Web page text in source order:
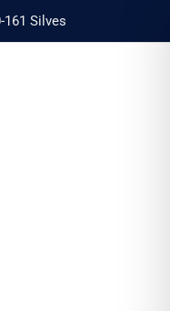
161 Silves